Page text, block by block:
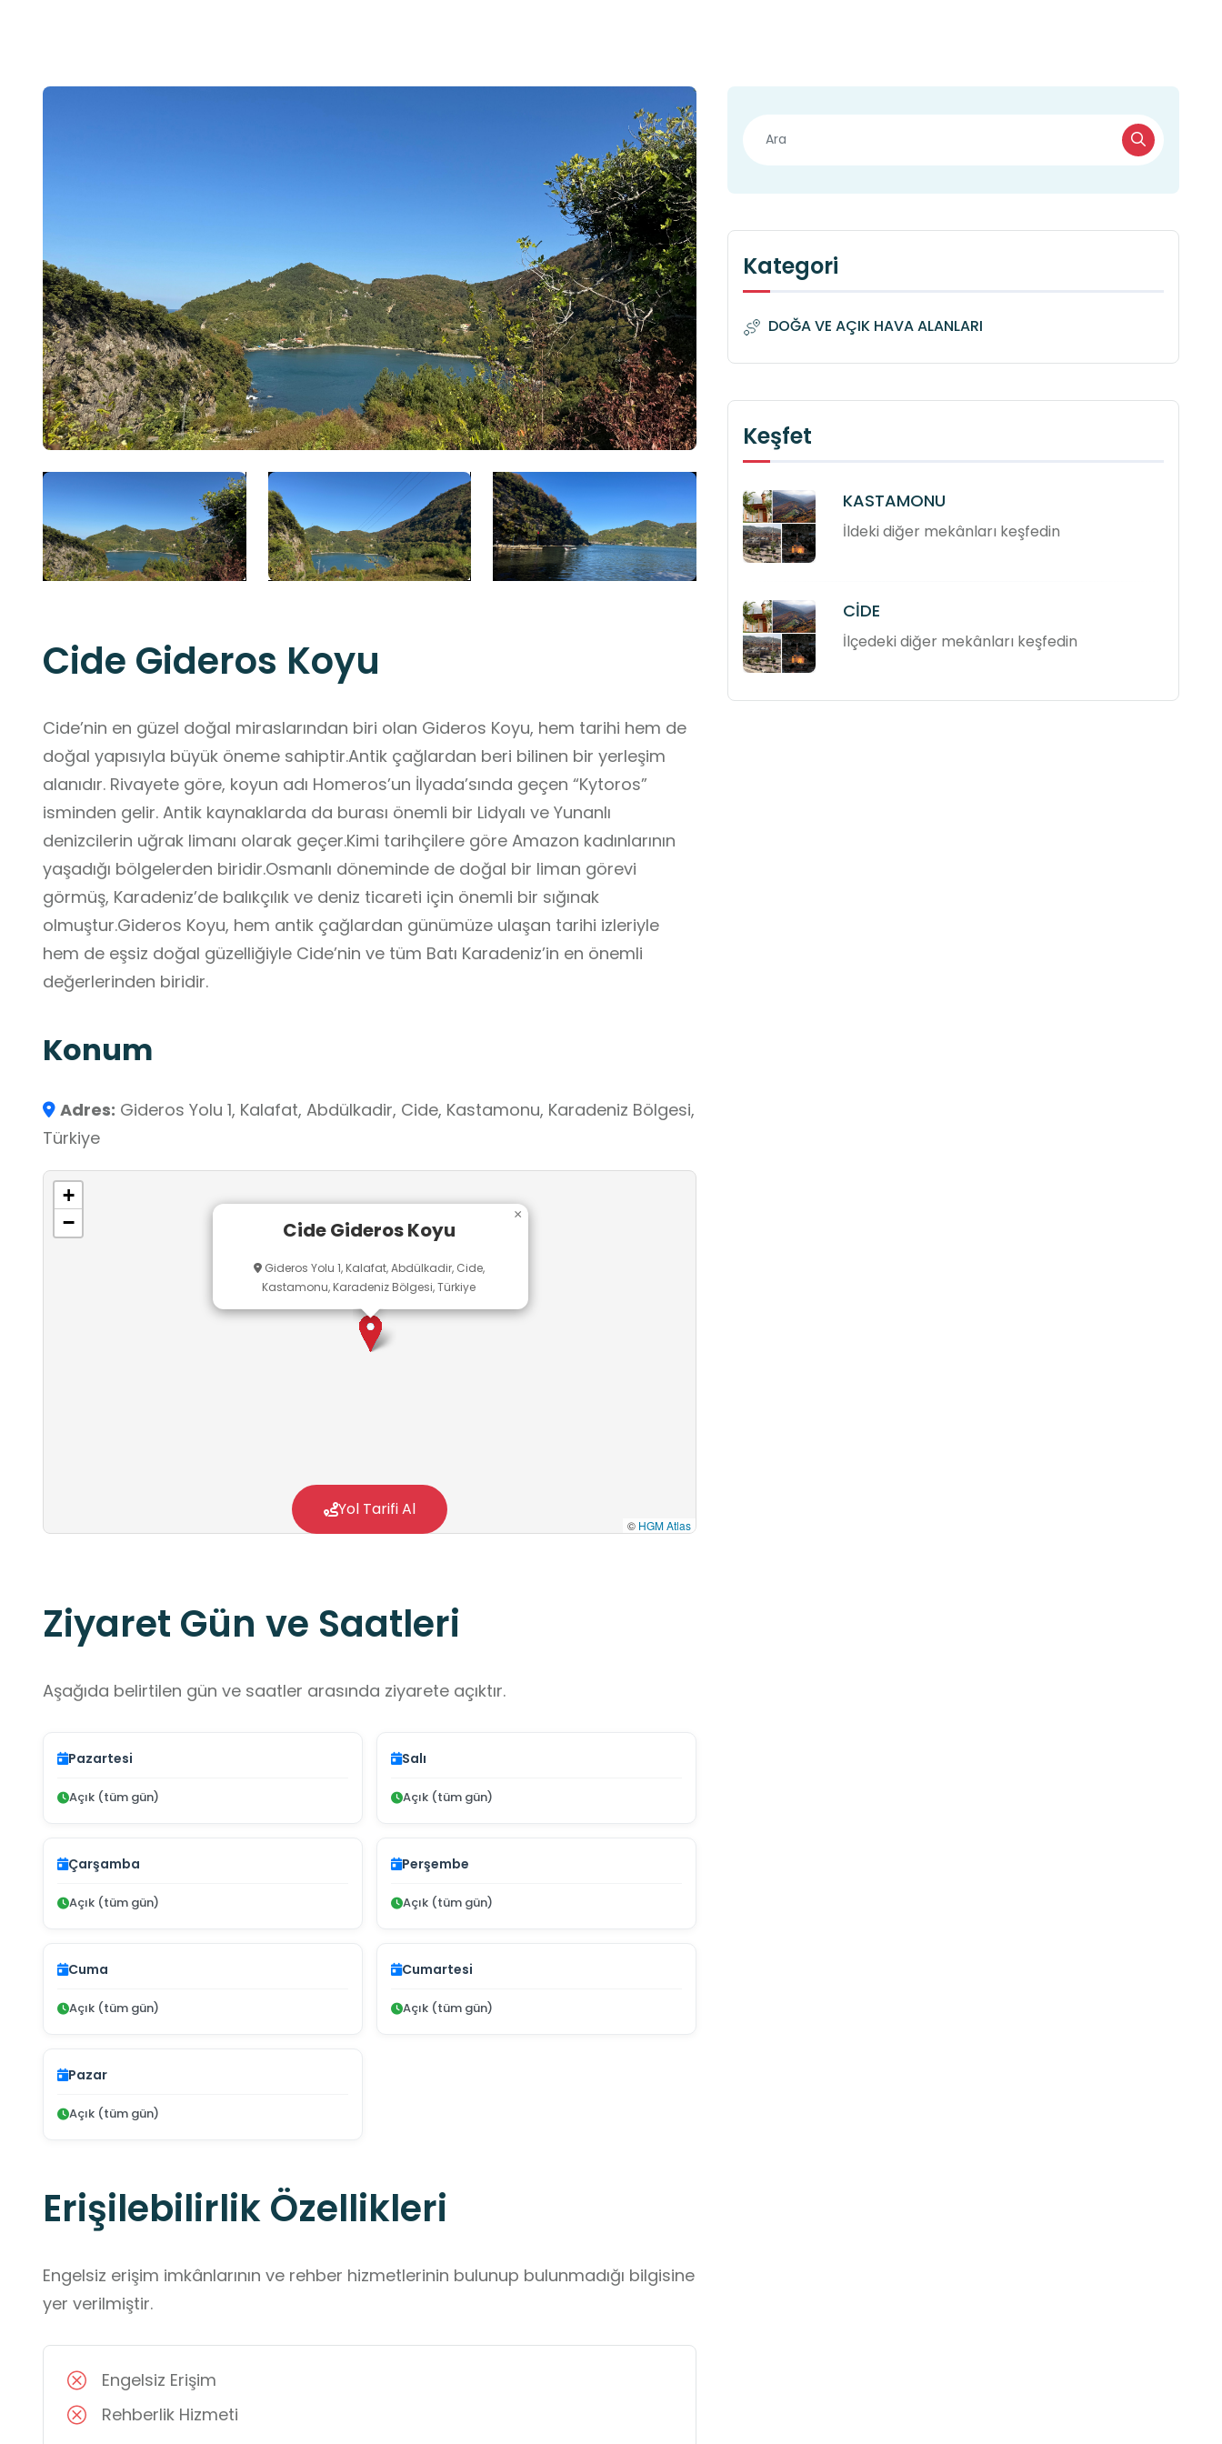
Cide Gideros Koyu
Cide’nin en güzel doğal miraslarından biri olan Gideros Koyu, hem tarihi hem de
doğal yapısıyla büyük öneme sahiptir.Antik çağlardan beri bilinen bir yerleşim
alanıdır. Rivayete göre, koyun adı Homeros’un İlyada’sında geçen “Kytoros”
isminden gelir. Antik kaynaklarda da burası önemli bir Lidyalı ve Yunanlı
denizcilerin uğrak limanı olarak geçer.Kimi tarihçilere göre Amazon kadınlarının
yaşadığı bölgelerden biridir.Osmanlı döneminde de doğal bir liman görevi
görmüş, Karadeniz’de balıkçılık ve deniz ticareti için önemli bir sığınak
olmuştur.Gideros Koyu, hem antik çağlardan günümüze ulaşan tarihi izleriyle
hem de eşsiz doğal güzelliğiyle Cide’nin ve tüm Batı Karadeniz’in en önemli
değerlerinden biridir.
Konum
Adres: Gideros Yolu 1, Kalafat, Abdülkadir, Cide, Kastamonu, Karadeniz Bölgesi,
Türkiye
Cide Gideros Koyu
Gideros Yolu 1, Kalafat, Abdülkadir, Cide,
Kastamonu, Karadeniz Bölgesi, Türkiye
×
+
−
© HGM Atlas
Yol Tarifi Al
Ziyaret Gün ve Saatleri
Aşağıda belirtilen gün ve saatler arasında ziyarete açıktır.
Pazartesi
Açık (tüm gün)
Salı
Açık (tüm gün)
Çarşamba
Açık (tüm gün)
Perşembe
Açık (tüm gün)
Cuma
Açık (tüm gün)
Cumartesi
Açık (tüm gün)
Pazar
Açık (tüm gün)
Erişilebilirlik Özellikleri
Engelsiz erişim imkânlarının ve rehber hizmetlerinin bulunup bulunmadığı bilgisine
yer verilmiştir.
Engelsiz Erişim
Rehberlik Hizmeti
Kategori
DOĞA VE AÇIK HAVA ALANLARI
Keşfet
KASTAMONU
İldeki diğer mekânları keşfedin
CİDE
İlçedeki diğer mekânları keşfedin